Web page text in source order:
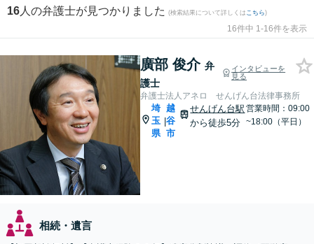
16 人の弁護士が見つかりました (検索結果について詳しくは こちら)
16件中 1-16件を表示
廣部 俊介 弁
護士
インタビューを
見る
弁護士法人アネロ せんげん台法律事務所
埼
玉
県
|
越
谷
市
せんげん台駅
から徒歩5分
営業時間：09:00
~18:00（平日）
相続・遺言